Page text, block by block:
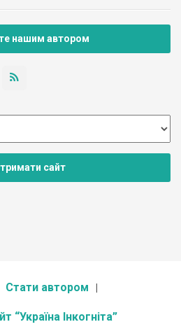
нашим автором
сайт
Стати автором
“Україна Інкогніта”